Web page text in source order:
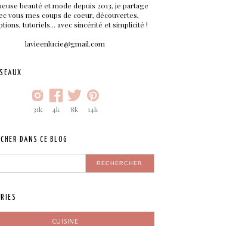
beauté et mode depuis 2013, je partage
vous mes coups de coeur, découvertes,
tutoriels... avec sincérité et simplicité !
lavieenlucie@gmail.com
31k 4k 8k 14k
DANS CE BLOG
CUISINE